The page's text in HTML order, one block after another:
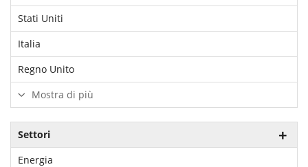
Stati Uniti
Italia
Regno Unito
Mostra di più
Settori
Energia